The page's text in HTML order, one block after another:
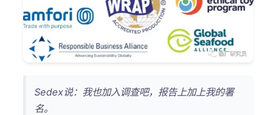
Sedex说：我也加入调查吧，报告上加上我的署
名。